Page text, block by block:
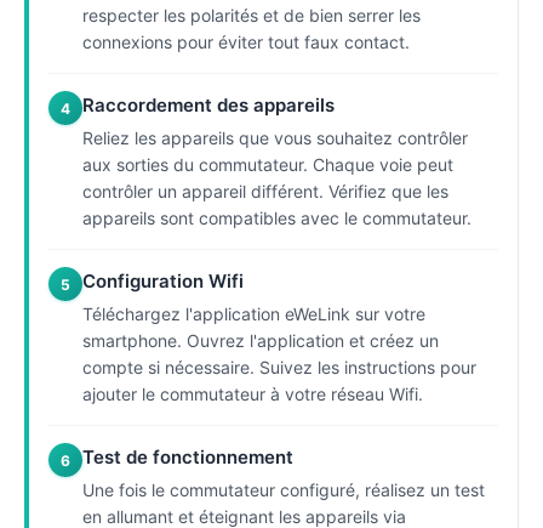
respecter les polarités et de bien serrer les
connexions pour éviter tout faux contact.
4 Raccordement des appareils
Reliez les appareils que vous souhaitez contrôler
aux sorties du commutateur. Chaque voie peut
contrôler un appareil différent. Vérifiez que les
appareils sont compatibles avec le commutateur.
5 Configuration Wifi
Téléchargez l'application eWeLink sur votre
smartphone. Ouvrez l'application et créez un
compte si nécessaire. Suivez les instructions pour
ajouter le commutateur à votre réseau Wifi.
6 Test de fonctionnement
Une fois le commutateur configuré, réalisez un test
en allumant et éteignant les appareils via